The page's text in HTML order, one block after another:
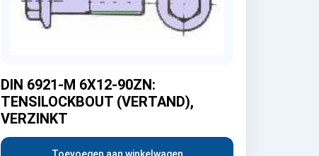
DIN 6921-M 6X12-90ZN:
TENSILOCKBOUT (VERTAND),
VERZINKT
Toevoegen aan winkelwagen